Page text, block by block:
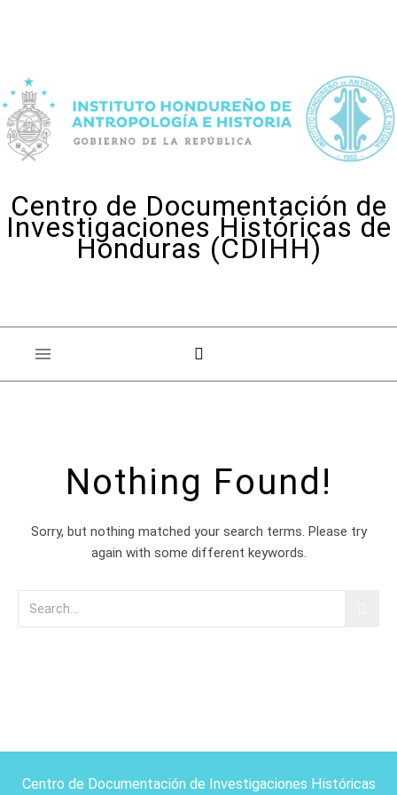
Centro de Documentación de
Investigaciones Históricas de
Honduras (CDIHH)
Nothing Found!
Sorry, but nothing matched your search terms. Please try
again with some different keywords.
Centro de Documentación de Investigaciones Históricas